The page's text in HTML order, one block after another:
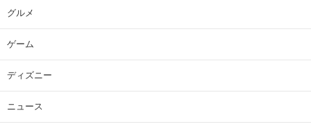
グルメ
ゲーム
ディズニー
ニュース